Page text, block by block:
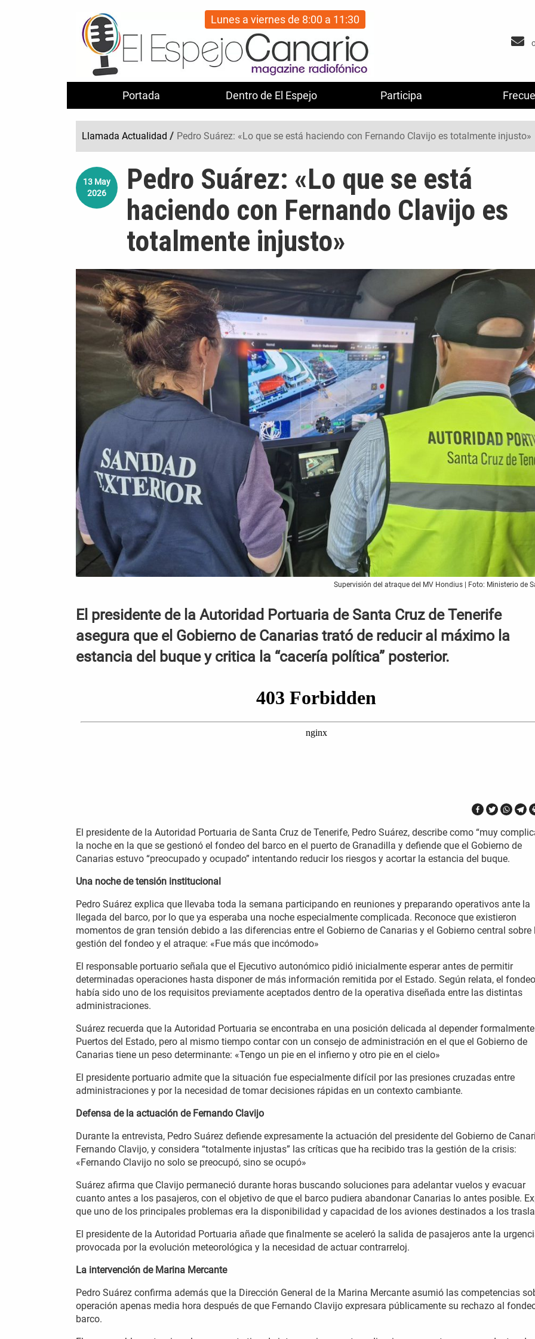
Portada Dentro de El Espejo Participa
Lunes a viernes de 8:00 a 11:30
Llamada Actualidad / Pedro Suárez: «Lo que se está haciendo con Fernando Clavijo es totalmente injusto»
13 May
2026
Pedro Suárez: «Lo que se está
haciendo con Fernando Clavijo es
totalmente injusto»
Supervisión del atraque del MV Hondius | Foto: Ministerio de
El presidente de la Autoridad Portuaria de Santa Cruz de Tenerife
asegura que el Gobierno de Canarias trató de reducir al máximo la
estancia del buque y critica la “cacería política” posterior.
El presidente de la Autoridad Portuaria de Santa Cruz de Tenerife, Pedro Suárez, describe como “muy
la noche en la que se gestionó el fondeo del barco en el puerto de Granadilla y defiende que el Gobierno de
Canarias estuvo “preocupado y ocupado” intentando reducir los riesgos y acortar la estancia del buque.
Una noche de tensión institucional
Pedro Suárez explica que llevaba toda la semana participando en reuniones y preparando operativos ante la
llegada del barco, por lo que ya esperaba una noche especialmente complicada. Reconoce que existieron
momentos de gran tensión debido a las diferencias entre el Gobierno de Canarias y el Gobierno central sobre
gestión del fondeo y el atraque: «Fue más que incómodo»
El responsable portuario señala que el Ejecutivo autonómico pidió inicialmente esperar antes de permitir
determinadas operaciones hasta disponer de más información remitida por el Estado. Según relata, el fondeo
había sido uno de los requisitos previamente aceptados dentro de la operativa diseñada entre las distintas
administraciones.
Suárez recuerda que la Autoridad Portuaria se encontraba en una posición delicada al depender
Puertos del Estado, pero al mismo tiempo contar con un consejo de administración en el que el Gobierno de
Canarias tiene un peso determinante: «Tengo un pie en el infierno y otro pie en el cielo»
El presidente portuario admite que la situación fue especialmente difícil por las presiones cruzadas entre
administraciones y por la necesidad de tomar decisiones rápidas en un contexto cambiante.
Defensa de la actuación de Fernando Clavijo
Durante la entrevista, Pedro Suárez defiende expresamente la actuación del presidente del Gobierno de
Fernando Clavijo, y considera “totalmente injustas” las críticas que ha recibido tras la gestión de la crisis:
«Fernando Clavijo no solo se preocupó, sino se ocupó»
Suárez afirma que Clavijo permaneció durante horas buscando soluciones para adelantar vuelos y evacuar
cuanto antes a los pasajeros, con el objetivo de que el barco pudiera abandonar Canarias lo antes posible.
que uno de los principales problemas era la disponibilidad y capacidad de los aviones destinados a los
El presidente de la Autoridad Portuaria añade que finalmente se aceleró la salida de pasajeros ante la
provocada por la evolución meteorológica y la necesidad de actuar contrarreloj.
La intervención de Marina Mercante
Pedro Suárez confirma además que la Dirección General de la Marina Mercante asumió las competencias
operación apenas media hora después de que Fernando Clavijo expresara públicamente su rechazo al
barco.